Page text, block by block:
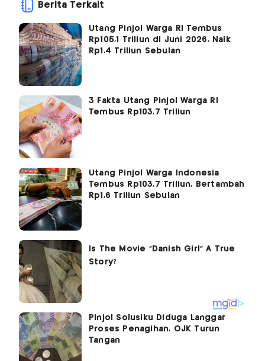
Berita Terkait
Utang Pinjol Warga RI Tembus
Rp105,1 Triliun di Juni 2026, Naik
Rp1,4 Triliun Sebulan
3 Fakta Utang Pinjol Warga RI
Tembus Rp103,7 Triliun
Utang Pinjol Warga Indonesia
Tembus Rp103,7 Triliun, Bertambah
Rp1,6 Triliun Sebulan
Pinjol Solusiku Diduga Langgar
Proses Penagihan, OJK Turun
Tangan